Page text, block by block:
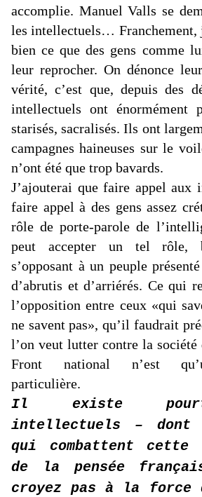
accomplie. Manuel Valls se
les intellectuels… Franchement,
bien ce que des gens comme
leur reprocher. On dénonce
vérité, c’est que, depuis des
intellectuels ont énormément
starisés, sacralisés. Ils ont
campagnes haineuses sur le
n’ont été que trop bavards.
J’ajouterai que faire appel aux
faire appel à des gens assez
rôle de porte-parole de
peut accepter un tel rôle,
s’opposant à un peuple
d’abrutis et d’arriérés. Ce qui
l’opposition entre ceux «qui
ne savent pas», qu’il faudrait
l’on veut lutter contre la
Front national n’est
particulière.
Il existe
intellectuels – dont
qui combattent
de la pensée
croyez pas à la force